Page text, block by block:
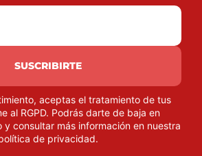
SUSCRIBIRTE
aceptas el tratamiento de tus
al RGPD. Podrás darte de baja en
y consultar más información en nuestra
de privacidad.